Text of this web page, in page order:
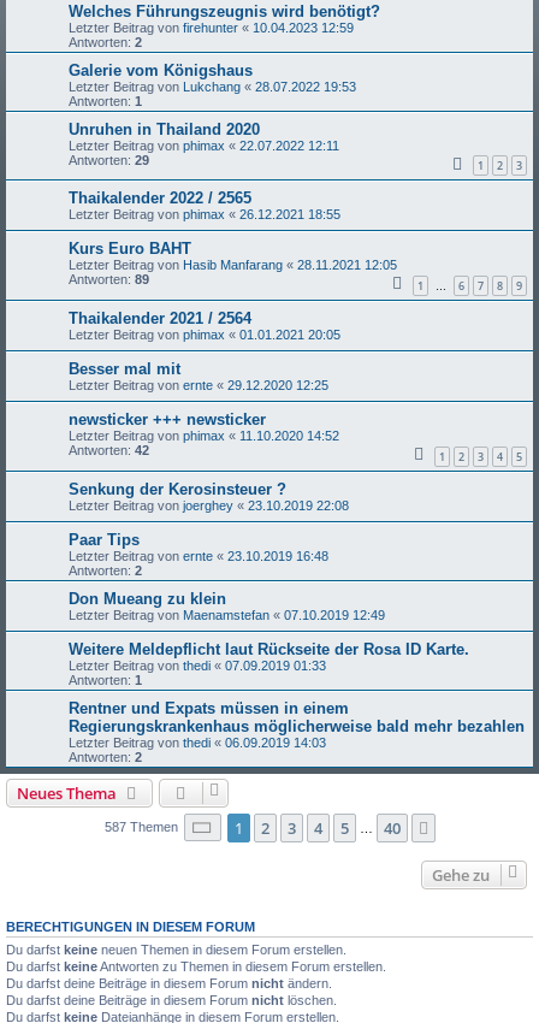
Welches Führungszeugnis wird benötigt?
Letzter Beitrag von firehunter « 10.04.2023 12:59
Antworten: 2
Galerie vom Königshaus
Letzter Beitrag von Lukchang « 28.07.2022 19:53
Antworten: 1
Unruhen in Thailand 2020
Letzter Beitrag von phimax « 22.07.2022 12:11
Antworten: 29 1 2 3
Thaikalender 2022 / 2565
Letzter Beitrag von phimax « 26.12.2021 18:55
Kurs Euro BAHT
Letzter Beitrag von Hasib Manfarang « 28.11.2021 12:05
Antworten: 89 1 … 6 7 8 9
Thaikalender 2021 / 2564
Letzter Beitrag von phimax « 01.01.2021 20:05
Besser mal mit
Letzter Beitrag von ernte « 29.12.2020 12:25
newsticker +++ newsticker
Letzter Beitrag von phimax « 11.10.2020 14:52
Antworten: 42 1 2 3 4 5
Senkung der Kerosinsteuer ?
Letzter Beitrag von joerghey « 23.10.2019 22:08
Paar Tips
Letzter Beitrag von ernte « 23.10.2019 16:48
Antworten: 2
Don Mueang zu klein
Letzter Beitrag von Maenamstefan « 07.10.2019 12:49
Weitere Meldepflicht laut Rückseite der Rosa ID Karte.
Letzter Beitrag von thedi « 07.09.2019 01:33
Antworten: 1
Rentner und Expats müssen in einem
Regierungskrankenhaus möglicherweise bald mehr bezahlen
Letzter Beitrag von thedi « 06.09.2019 14:03
Antworten: 2
Neues Thema
587 Themen Seite 1von 40
1 2 3 4 5 40
Gehe zu
BERECHTIGUNGEN IN DIESEM FORUM
Du darfst keine neuen Themen in diesem Forum erstellen.
Du darfst keineAntworten zu Themen in diesem Forum erstellen.
Du darfst deine Beiträge in diesem Forum nicht ändern.
Du darfst deine Beiträge in diesem Forum nicht löschen.
Du darfst keine Dateianhänge in diesem Forum erstellen.